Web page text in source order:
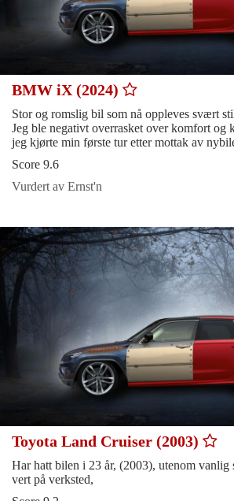
BMW iX (2024)
Stor og romslig bil som nå oppleves svært
Jeg ble negativt overrasket over komfort og
jeg kjørte min første tur etter mottak av
Score 9.6
Vurdert av Ernst'n
Toyota Land Cruiser (2003)
Har hatt bilen i 23 år, (2003), utenom vanlig
vert på verksted,